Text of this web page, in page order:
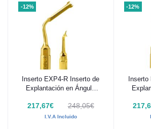
-12%
Añadir al carrito
Inserto EXP4-R Inserto de
Explantación en Ángulo
217,67€ 248,05€
I.V.A Incluido
-12%